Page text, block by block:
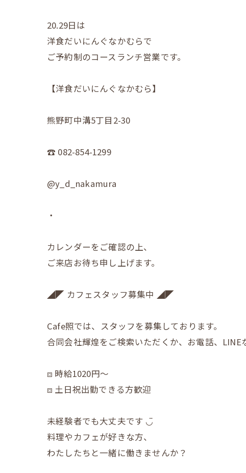
20.29日は
洋食だいにんぐなかむらで
ご予約制のコースランチ営業です。
【洋食だいにんぐなかむら】
熊野町中溝5丁目2-30
☎︎ 082-854-1299
@y_d_nakamura
・
カレンダーをご確認の上、
ご来店お待ち申し上げます。
◢◤ カフェスタッフ募集中 ◢◤
Cafe照では、スタッフを募集しております。
合同会社輝煌をご検索いただくか、お電話、LINE
⧈ 時給1020円〜
⧈ 土日祝出勤できる方歓迎
未経験者でも大丈夫です ◡̈
料理やカフェが好きな方、
わたしたちと一緒に働きませんか？